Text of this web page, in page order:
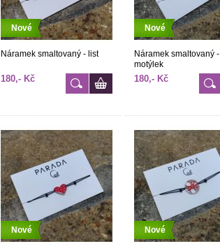
Nové
Náramek smaltovaný - list
180,- Kč
Nové
Náramek smaltovaný -
motýlek
180,- Kč
Nové Nové